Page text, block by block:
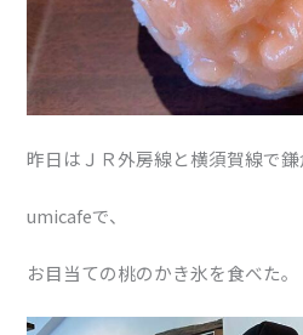
昨日はＪＲ外房線と横須賀線で鎌
umicafeで、
お目当ての桃のかき氷を食べた。